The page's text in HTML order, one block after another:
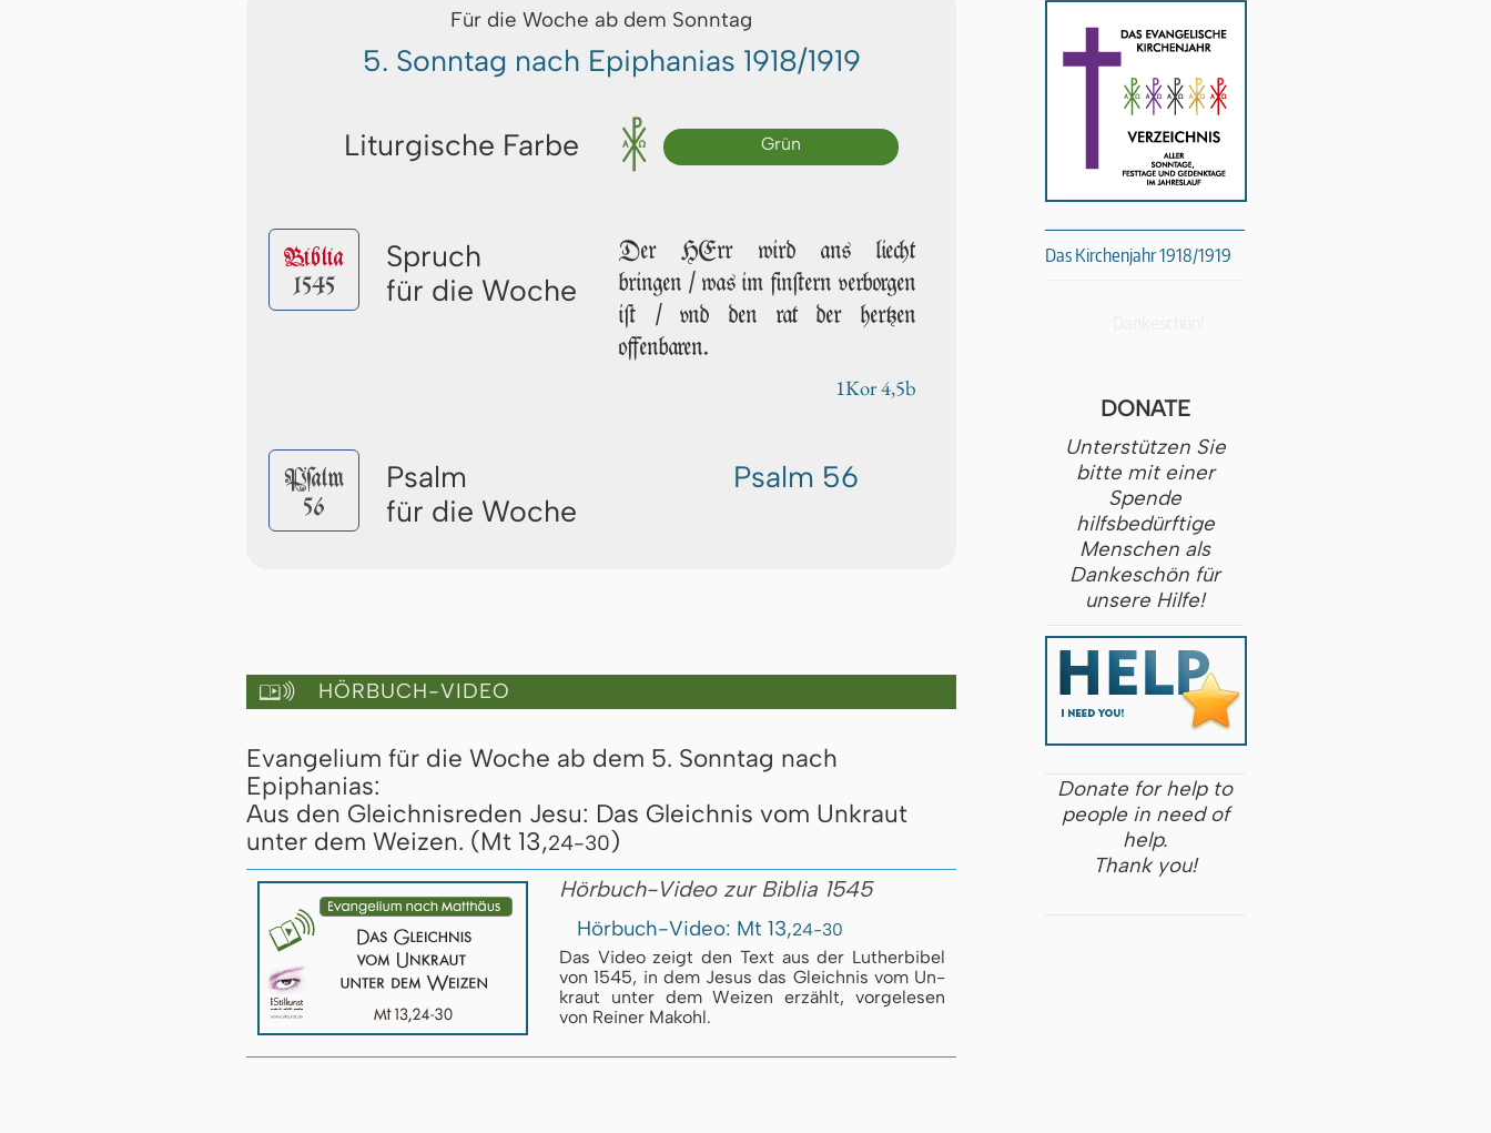
Für die Woche ab dem Sonntag
5. Sonntag nach Epiphanias 1918/1919
Liturgische Farbe Grün
Biblia
1545
Spruch
für die Woche
Der HErr wird ans liecht
bringen / was im fin­ſtern verborgen
iſt / vnd den rat der her­tzen
offenbaren.
1Kor 4,5b
Pſalm
56
Psalm
für die Woche
Psalm 56
 HÖRBUCH-VIDEO
Evangelium für die Woche ab dem 5. Sonntag nach
Epiphanias:
Aus den Gleichnisreden Jesu: Das Gleichnis vom Unkraut
unter dem Weizen. (Mt 13,24-30)
Hörbuch-Video zur Biblia 1545
Hörbuch-Video: Mt 13,24-30
Das Video zeigt den Text aus der Luther­bi­bel
von 1545, in dem Je­sus das Gleich­nis vom Un­
kraut un­ter dem Wei­zen er­zählt, vor­ge­le­sen
von Reiner Makohl.
Das Kirchenjahr 1918/1919
DONATE
Unterstützen Sie
bitte mit einer
Spende
hilfsbedürftige
Menschen als
Dankeschön für
unsere Hilfe!
Donate for help to
people in need of
help.
Thank you!